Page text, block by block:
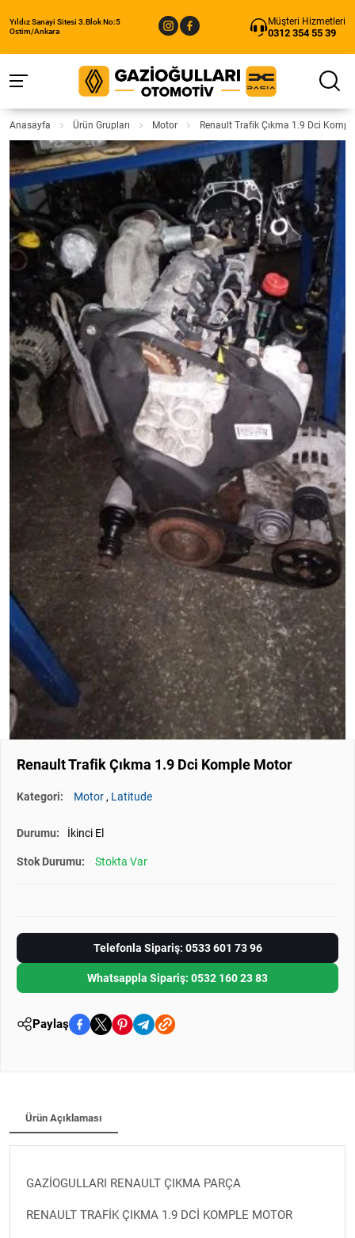
Yıldız Sanayi Sitesi 3.Blok No:5
Ostim/Ankara
Müşteri Hizmetleri
0312 354 55 39
Anasayfa Ürün Grupları Motor Renault Trafik Çıkma 1.9 Dci
Renault Trafik Çıkma 1.9 Dci Komple Motor
Kategori: Motor , Latitude
Durumu: İkinci El
Stok Durumu: Stokta Var
Telefonla Sipariş: 0533 601 73 96
Whatsappla Sipariş: 0532 160 23 83
Paylaş
Ürün Açıklaması
GAZİOGULLARI RENAULT ÇIKMA PARÇA
RENAULT TRAFİK ÇIKMA 1.9 DCİ KOMPLE MOTOR